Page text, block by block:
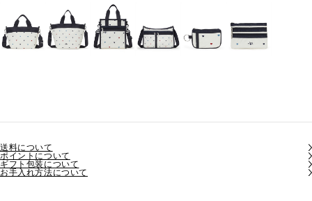
送料について
ポイントについて
ギフト包装について
お手入れ方法について